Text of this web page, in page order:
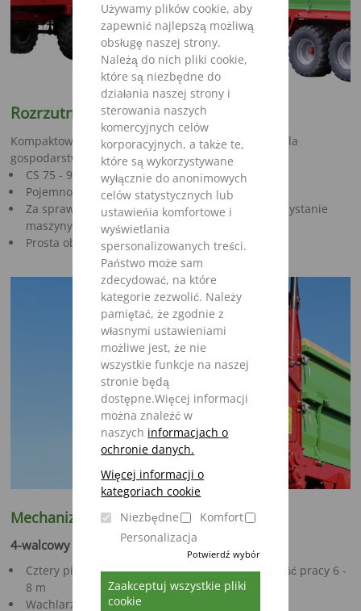
Używamy plików cookie, aby
zapewnić najlepszą możliwą
obsługę naszej strony.
Należą do nich pliki cookie,
które są niezbędne do
działania naszej strony i
sterowania naszych
komercyjnych celów
korporacyjnych, a także te,
które są wykorzystywane
wyłącznie do anonimowych
celów statystycznych lub
ustawieńia komfortowe i
wyświetlania
spersonalizowanych treści.
Państwo może sam
zdecydować, na które
kategorie zezwolić. Należy
pamiętać, że zgodnie z
własnymi ustawieniami
możliwe jest, że nie
wszystkie funkcje na naszej
stronie będą
dostępne.Więcej informacji
można znaleźć w
naszych informacjach o
ochronie danych.
Więcej informacji o
kategoriach cookie
Niezbędne
Komfort
Personalizacja
Potwierdź wybór
Zaakceptuj wszystkie pliki
cookie
Rozrzutnik CS – kompaktowy i zwinny
Kompaktowy rozrzutnik CS szczególnie nadaje się dla
gospodarstw zmechanizowanych.
CS 75 - 95
Pojemnośc 7,5 - 9,5 m³
Za sprawą odchylanych burt możliwe jest wykorzystanie
maszyny również do innych celów
Prosta obsługa
Mechanizm rozrzutu
4-walcowy mechanizm rozrzutu
Cztery pionowe walce rozrzucające dają szerokość pracy 6 -
8 m
Wachlarzowy kształt zębów rozrzucajacych